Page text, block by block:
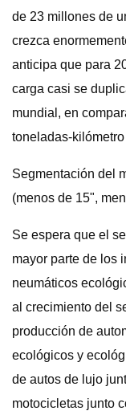
de 23 millones de
crezca
anticipa que para
carga casi se
mundial, en
toneladas-
Segmentación del
(menos de 15",
Se espera que el
mayor parte de los
neumáticos
al crecimiento del
producción de
ecológicos y
de autos de lujo
motocicletas junto